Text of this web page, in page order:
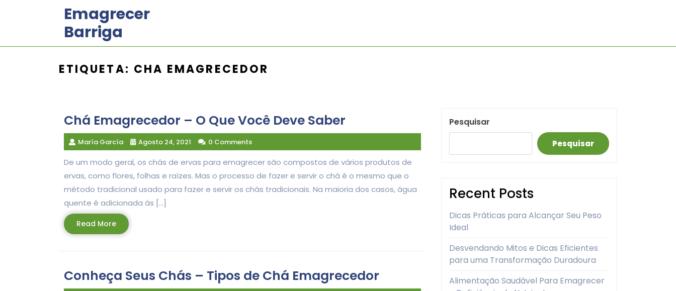
Emagrecer
Barriga
ETIQUETA: CHA EMAGRECEDOR
Chá Emagrecedor – O Que Você Deve Saber
María García Agosto 24, 2021 0 Comments
De um modo geral, os chás de ervas para emagrecer são compostos de vários produtos de
ervas, como flores, folhas e raízes. Mas o processo de fazer e servir o chá é o mesmo que o
método tradicional usado para fazer e servir os chás tradicionais. Na maioria dos casos, água
quente é adicionada às […]
Read MoreRead
More
Conheça Seus Chás – Tipos de Chá Emagrecedor
Pesquisar
Pesquisar
Recent Posts
Dicas Práticas para Alcançar Seu Peso
Ideal
Desvendando Mitos e Dicas Eficientes
para uma Transformação Duradoura
Alimentação Saudável Para Emagrecer